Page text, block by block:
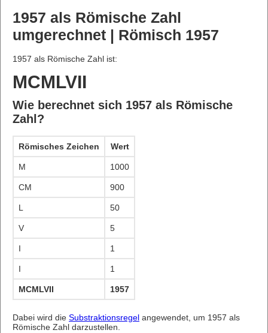
1957 als Römische Zahl
umgerechnet | Römisch 1957
1957 als Römische Zahl ist:
MCMLVII
Wie berechnet sich 1957 als Römische
Zahl?
Römisches Zeichen Wert
M 1000
CM 900
L 50
V 5
I 1
I 1
MCMLVII 1957
Dabei wird die Substraktionsregel angewendet, um 1957 als
Römische Zahl darzustellen.